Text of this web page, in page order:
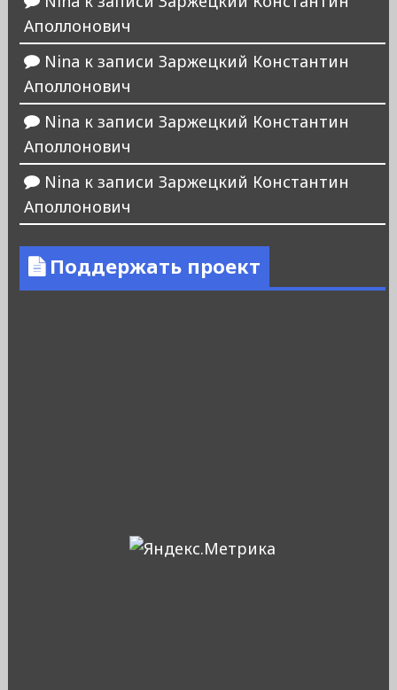
Аполлонович
Nina к записи Заржецкий Константин
Аполлонович
Nina к записи Заржецкий Константин
Аполлонович
Nina к записи Заржецкий Константин
Аполлонович
Поддержать проект